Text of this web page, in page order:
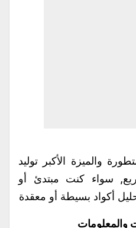
والميزة الأكبر توليد
سواء كنت مبتدئ أو
أكواد بسيطة أو معقدة